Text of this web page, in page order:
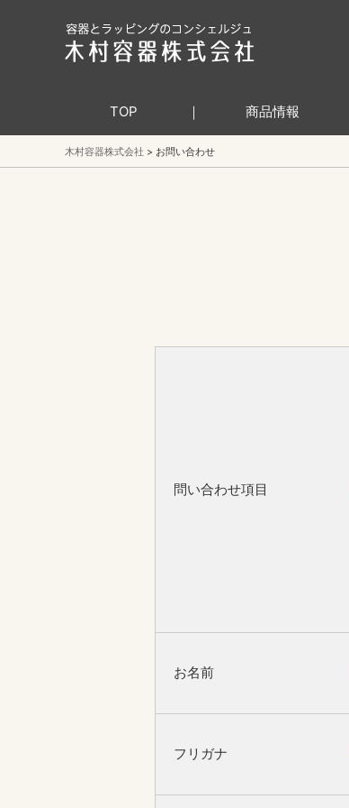
TOP 商品情報
木村容器株式会社 お問い合わせ
問い合わせ項目
お名前
フリガナ